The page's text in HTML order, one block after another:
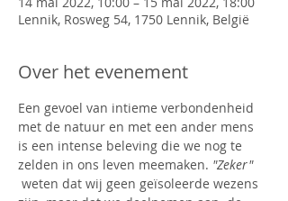
Lennik, Rosweg 54, 1750 Lennik, België
Over het evenement
Een gevoel van intieme verbondenheid
met de natuur en met een ander mens
is een intense beleving die we nog te
zelden in ons leven meemaken. "Zeker"
weten dat wij geen geïsoleerde wezens